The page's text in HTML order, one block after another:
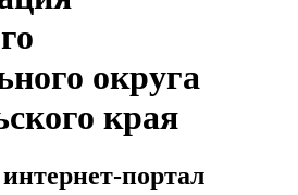
округа
края
портал